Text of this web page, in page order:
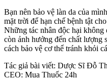
Bạn nên bảo vệ làn da của
mặt trời để hạn chế bệnh tật
Những tác nhân độc hại
còn ảnh hưởng đến chất lượng
cách bảo vệ cơ thể tránh khỏi
Tác giả bài viết: Dược Sĩ Đỗ
CEO: Mua Thuốc 24h